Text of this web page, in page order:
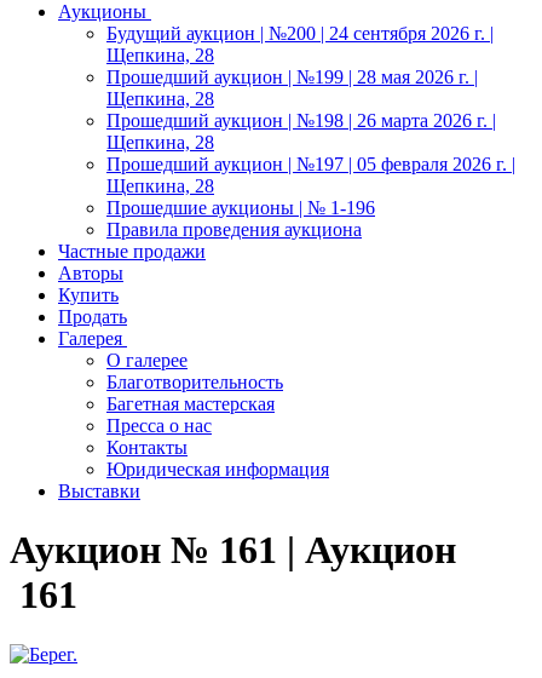
Аукционы
Будущий аукцион | №200 | 24 сентября 2026 г. |
Щепкина, 28
Прошедший аукцион | №199 | 28 мая 2026 г. |
Щепкина, 28
Прошедший аукцион | №198 | 26 марта 2026 г. |
Щепкина, 28
Прошедший аукцион | №197 | 05 февраля 2026 г. |
Щепкина, 28
Прошедшие аукционы | № 1-196
Правила проведения аукциона
Частные продажи
Авторы
Купить
Продать
Галерея
О галерее
Благотворительность
Багетная мастерская
Пресса о нас
Контакты
Юридическая информация
Выставки
Аукцион № 161 | Аукцион
161